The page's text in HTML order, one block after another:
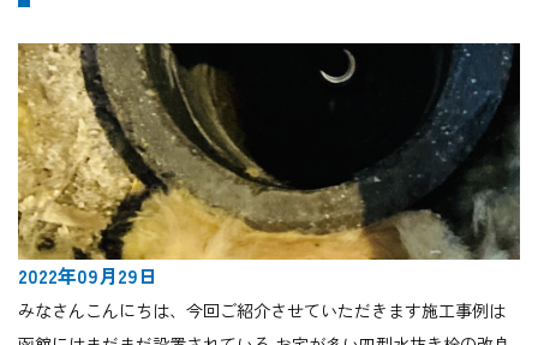
2022年09月29日
みなさんこんにちは、今回ご紹介させていただきます施工事例は